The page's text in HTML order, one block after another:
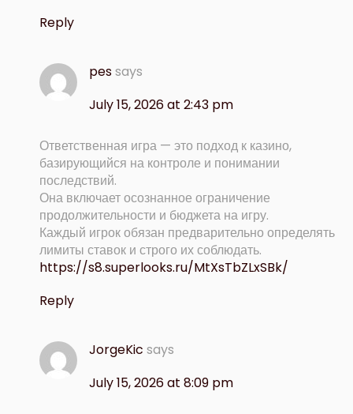
Reply
pessays
July 15, 2026 at 2:43 pm
Ответственная игра — это подход к казино,
базирующийся на контроле и понимании
последствий.
Она включает осознанное ограничение
продолжительности и бюджета на игру.
Каждый игрок обязан предварительно определять
лимиты ставок и строго их соблюдать.
https://s8.superlooks.ru/MtXsTbZLxSBk/
Reply
JorgeKic says
July 15, 2026 at 8:09 pm